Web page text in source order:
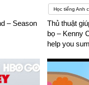
– Season
Học tiếng Anh
Thủ thuật
bọ – Kenny
help you